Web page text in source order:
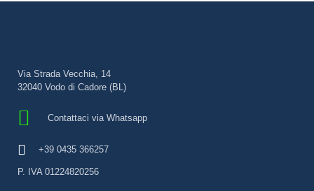
Via Strada Vecchia, 14
32040 Vodo di Cadore (BL)
Contattaci via Whatsapp
+39 0435 366257
P. IVA 01224820256